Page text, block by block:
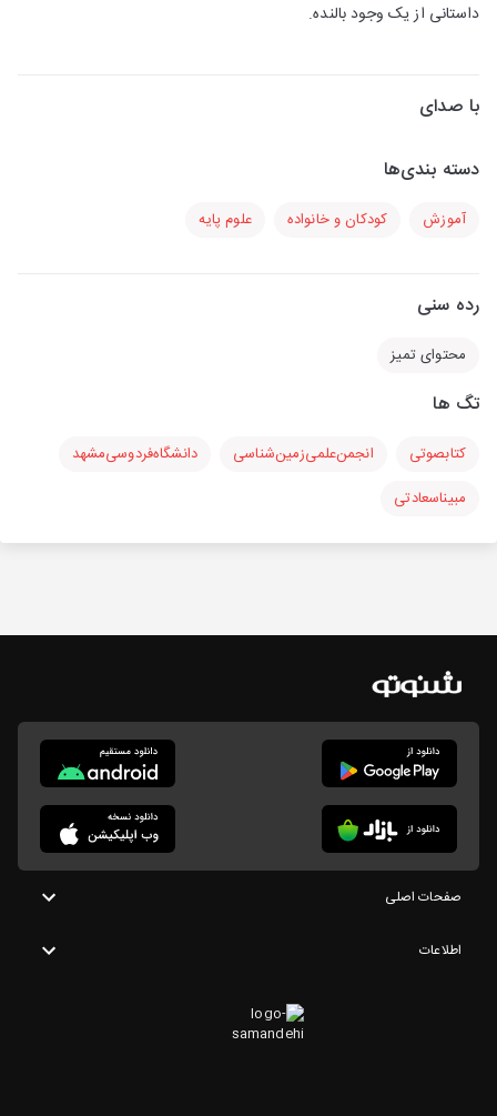
داستانی از یک وجود بالنده.
با صدای
دسته بندی‌ها
آموزش کودکان و خانواده علوم پایه
رده سنی
محتوای تمیز
تگ ها
کتابصوتی انجمن‌علمی‌زمین‌شناسی
دانشگاه‌فردوسی‌مشهد
مبیناسعادتی
صفحات اصلی
اطلاعات